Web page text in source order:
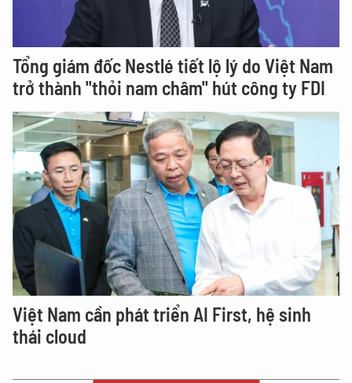
Tổng giám đốc Nestlé tiết lộ lý do Việt Nam
trở thành "thỏi nam châm" hút công ty FDI
Việt Nam cần phát triển AI First, hệ sinh
thái cloud